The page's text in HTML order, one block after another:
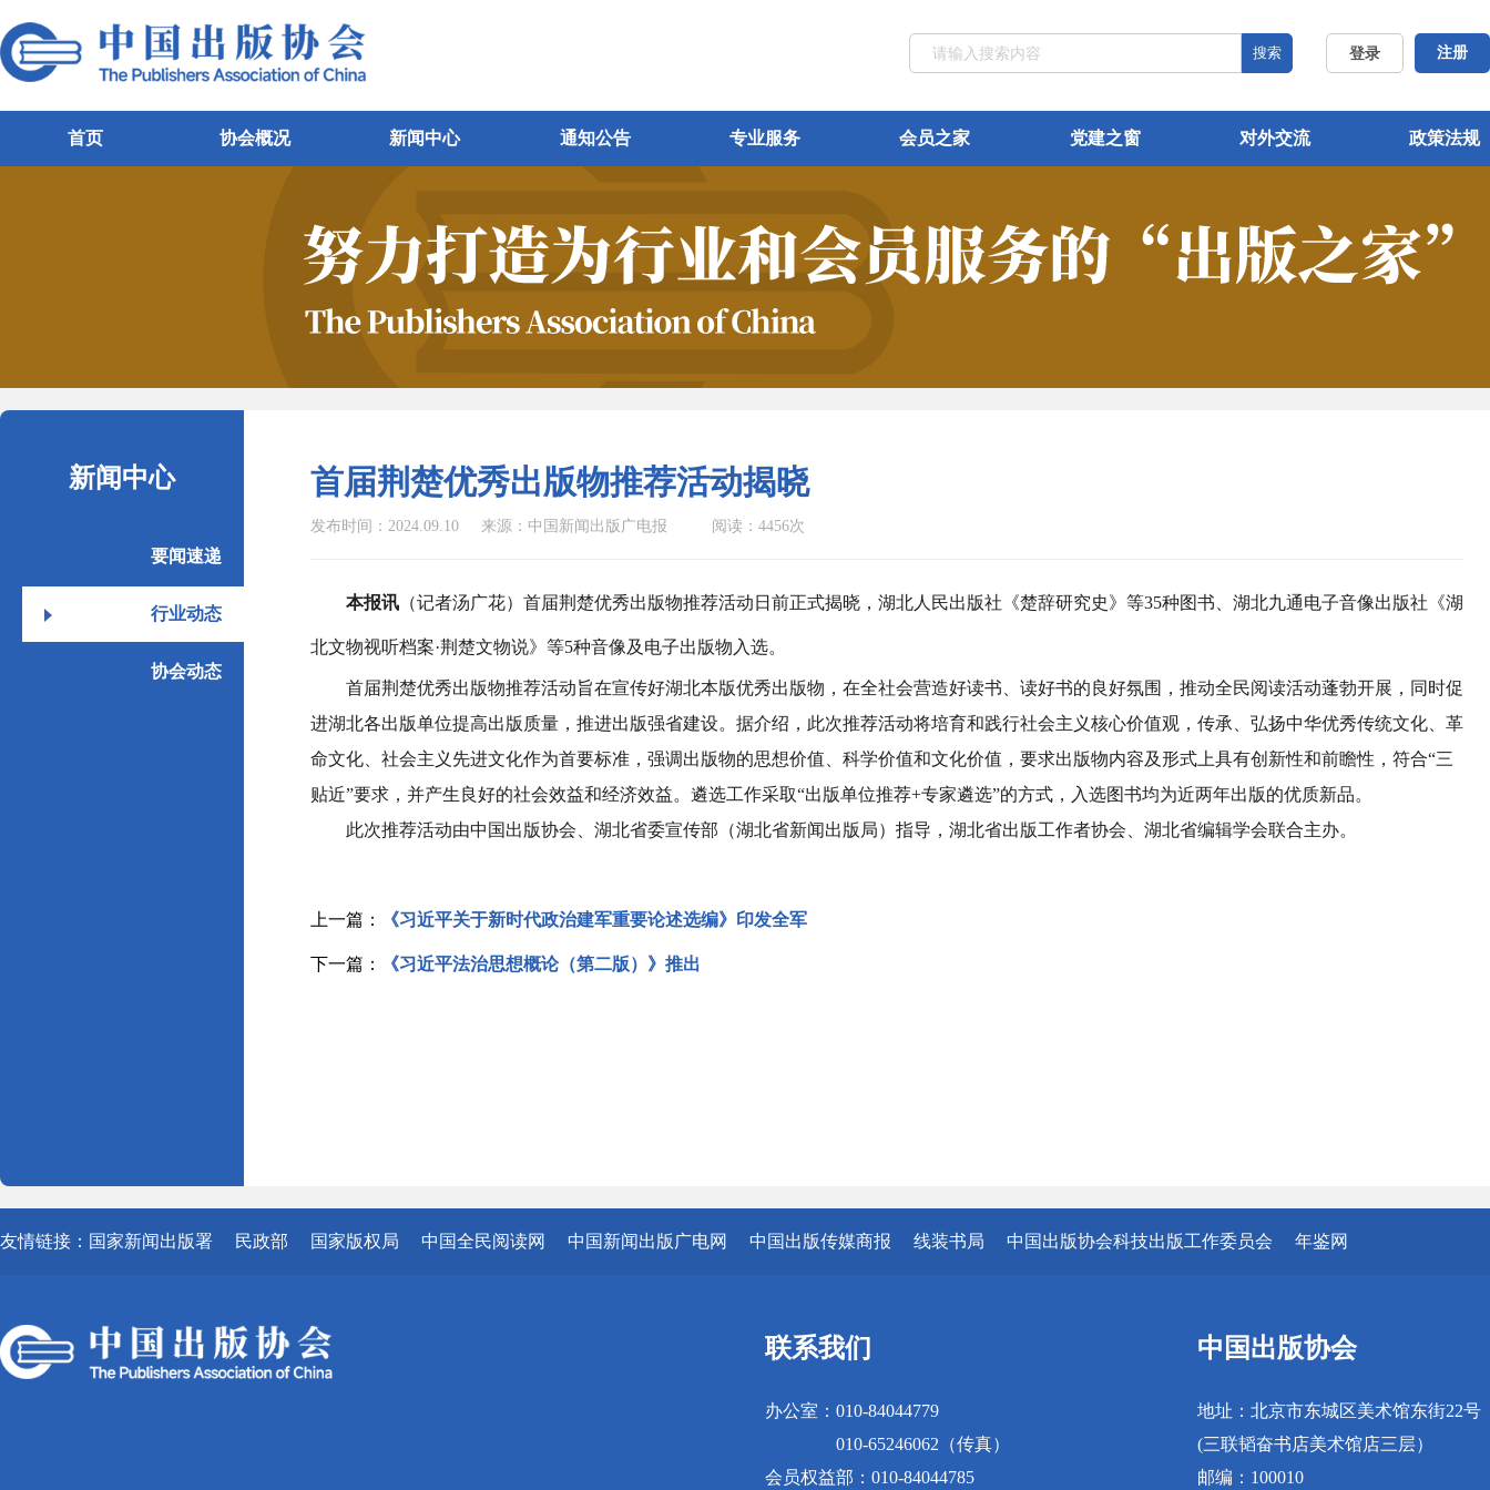
登录 注册
搜索
首页 协会概况 新闻中心 通知公告 专业服务 会员之家 党建之窗 对外交流 政策法规
新闻中心
要闻速递
行业动态
协会动态
首届荆楚优秀出版物推荐活动揭晓
发布时间：2024.09.10 来源：中国新闻出版广电报 阅读：4456次
本报讯 （记者汤广花）首届荆楚优秀出版物推荐活动日前正式揭晓，湖北人民出版社《楚辞研究史》等35种图书、湖北九通电子音像出版社《湖
北文物视听档案·荆楚文物说》等5种音像及电子出版物入选。
首届荆楚优秀出版物推荐活动旨在宣传好湖北本版优秀出版物，在全社会营造好读书、读好书的良好氛围，推动全民阅读活动蓬勃开展，同时促
进湖北各出版单位提高出版质量，推进出版强省建设。据介绍，此次推荐活动将培育和践行社会主义核心价值观，传承、弘扬中华优秀传统文化、革
命文化、社会主义先进文化作为首要标准，强调出版物的思想价值、科学价值和文化价值，要求出版物内容及形式上具有创新性和前瞻性，符合“三
贴近”要求，并产生良好的社会效益和经济效益。遴选工作采取“出版单位推荐+专家遴选”的方式，入选图书均为近两年出版的优质新品。
此次推荐活动由中国出版协会、湖北省委宣传部（湖北省新闻出版局）指导，湖北省出版工作者协会、湖北省编辑学会联合主办。
上一篇： 《习近平关于新时代政治建军重要论述选编》印发全军
下一篇： 《习近平法治思想概论（第二版）》推出
友情链接： 国家新闻出版署 民政部 国家版权局 中国全民阅读网 中国新闻出版广电网 中国出版传媒商报 线装书局 中国出版协会科技出版工作委员会 年鉴网
联系我们
办公室：010-84044779
010-65246062（传真）
会员权益部：010-84044785
中国出版协会
地址：北京市东城区美术馆东街22号
(三联韬奋书店美术馆店三层）
邮编：100010